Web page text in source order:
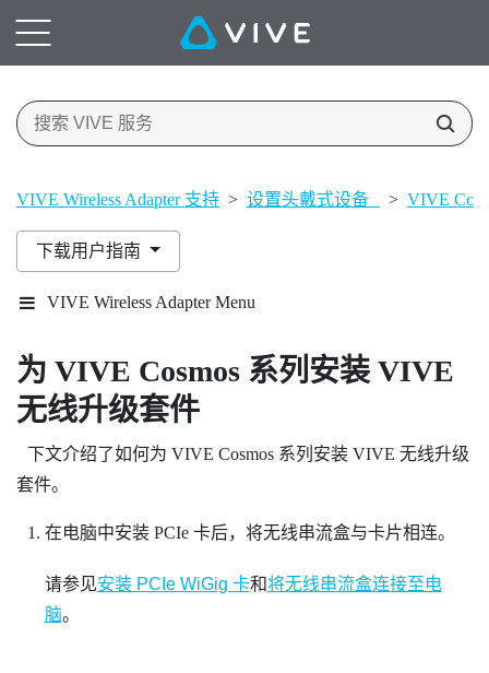
VIVE Wireless Adapter 支持 > 设置头戴式设备 > VIVE
下载用户指南
VIVE Wireless Adapter Menu
为 VIVE Cosmos 系列安装 VIVE
无线升级套件
下文介绍了如何为 VIVE Cosmos 系列安装 VIVE 无线升级
套件。
在电脑中安装 PCIe 卡后，将无线串流盒与卡片相连。
请参见安装 PCIe WiGig 卡和将无线串流盒连接至电
脑。